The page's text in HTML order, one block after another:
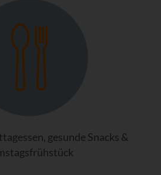
gesunde Snacks &